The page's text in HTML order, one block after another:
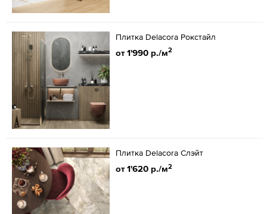
Плитка Delacora Рокстайл
от 1'990 р./м2
Плитка Delacora Слэйт
от 1'620 р./м2